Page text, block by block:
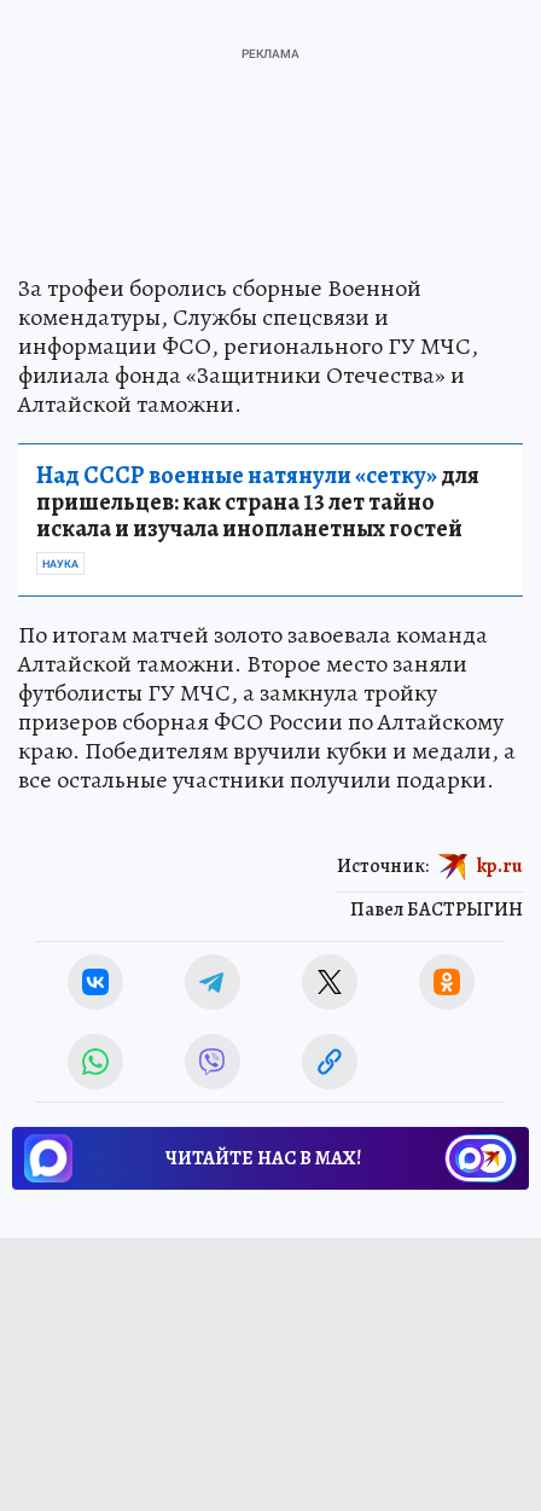
За трофеи боролись сборные Военной
комендатуры, Службы спецсвязи и
информации ФСО, регионального ГУ МЧС,
филиала фонда «Защитники Отечества» и
Алтайской таможни.
Над СССР военные натянули «сетку»для
пришельцев: как страна 13 лет тайно
искала и изучала инопланетных гостей
НАУКА
По итогам матчей золото завоевала команда
Алтайской таможни. Второе место заняли
футболисты ГУ МЧС, а замкнула тройку
призеров сборная ФСО России по Алтайскому
краю. Победителям вручили кубки и медали, а
все остальные участники получили подарки.
Павел БАСТРЫГИН
Источник: kp.ru
ЧИТАЙТЕ НАС В МАХ!